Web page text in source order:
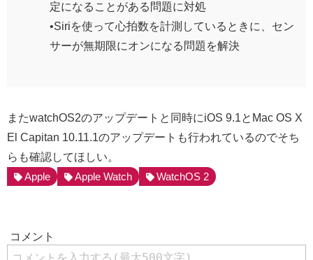
定になることがある問題に対処
•Siriを使って心拍数を計測しているときに、セン
サーが無期限にオンになる問題を解決
またwatchOS2のアップデートと同時にiOS 9.1とMac OS X
El Capitan 10.11.1のアップデートも行われているのでそち
らも確認してほしい。
Apple
Apple Watch WatchOS 2